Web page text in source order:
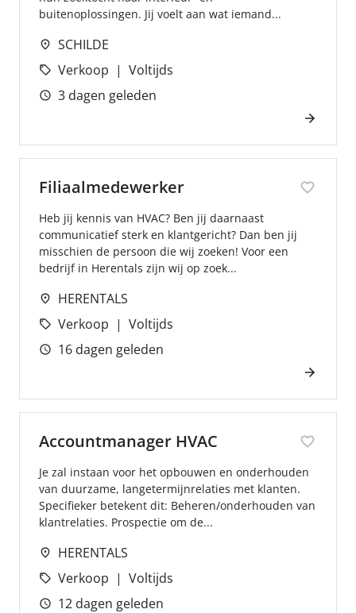
buitenoplossingen. Jij voelt aan wat iemand...
SCHILDE
Verkoop
Voltijds
3 dagen geleden
Filiaalmedewerker
Heb jij kennis van HVAC? Ben jij daarnaast
communicatief sterk en klantgericht? Dan ben jij
misschien de persoon die wij zoeken! Voor een
bedrijf in Herentals zijn wij op zoek...
HERENTALS
Verkoop
Voltijds
16 dagen geleden
Accountmanager HVAC
Je zal instaan voor het opbouwen en onderhouden
van duurzame, langetermijnrelaties met klanten.
Specifieker betekent dit: Beheren/onderhouden van
klantrelaties. Prospectie om de...
HERENTALS
Verkoop
Voltijds
12 dagen geleden